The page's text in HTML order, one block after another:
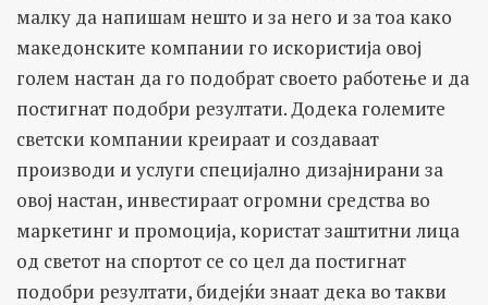
малку да напишам нешто и за него и за тоа како
македонските компании го искористија овој
голем настан да го подобрат своето работење и да
постигнат подобри резултати. Додека големите
светски компании креираат и создаваат
производи и услуги специјално дизајнирани за
овој настан, инвестираат огромни средства во
маркетинг и промоција, користат заштитни лица
од светот на спортот се со цел да постигнат
подобри резултати, бидејќи знаат дека во такви